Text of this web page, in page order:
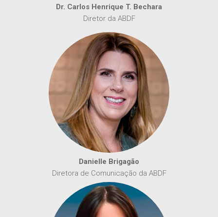
Dr. Carlos Henrique T. Bechara
Diretor da ABDF
Danielle Brigagão
Diretora de Comunicação da ABDF